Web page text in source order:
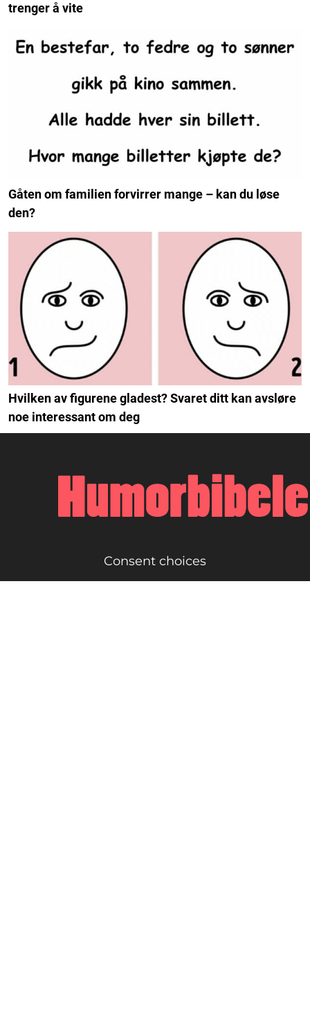
trenger å vite
Gåten om familien forvirrer mange – kan du løse
den?
Hvilken av figurene gladest? Svaret ditt kan avsløre
noe interessant om deg
Consent choices